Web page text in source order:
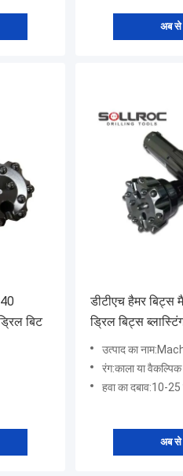
अब से
बिट
डीटीएच हैमर बिट्स
ड्रिल बिट्स
उत्पाद का
रंग:काला या वैकल्पिक
हवा का दबाव:10-25
अब से